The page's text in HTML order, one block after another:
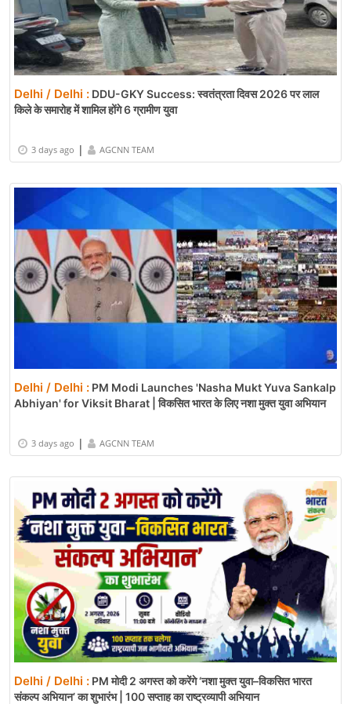
Delhi / Delhi : DDU-GKY Success: स्वतंत्रता दिवस 2026 पर लाल
किले के समारोह में शामिल होंगे 6 ग्रामीण युवा
3 days ago | AGCNN TEAM
Delhi / Delhi : PM Modi Launches 'Nasha Mukt Yuva Sankalp
Abhiyan' for Viksit Bharat | विकसित भारत के लिए नशा मुक्त युवा अभियान
3 days ago | AGCNN TEAM
Delhi / Delhi : PM मोदी 2 अगस्त को करेंगे ‘नशा मुक्त युवा–विकसित भारत
संकल्प अभियान’ का शुभारंभ | 100 सप्ताह का राष्ट्रव्यापी अभियान